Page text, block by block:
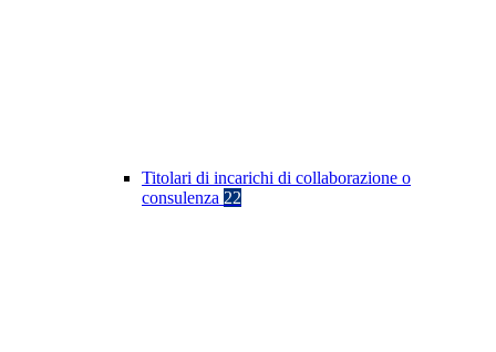
Titolari di incarichi di collaborazione o
consulenza 22